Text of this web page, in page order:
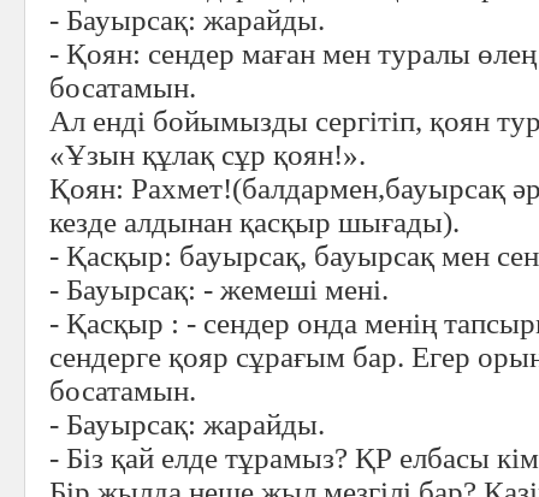
- Бауырсақ: жарайды.
- Қоян: сендер маған мен туралы
босатамын.
Ал енді бойымызды сергітіп, қоян
«Ұзын құлақ сұр қоян!».
Қоян: Рахмет!(балдармен,бауырсақ
кезде алдынан қасқыр шығады).
- Қасқыр: бауырсақ, бауырсақ мен
- Бауырсақ: - жемеші мені.
- Қасқыр : - сендер онда менің
сендерге қояр сұрағым бар. Егер
босатамын.
- Бауырсақ: жарайды.
- Біз қай елде тұрамыз? ҚР елбасы